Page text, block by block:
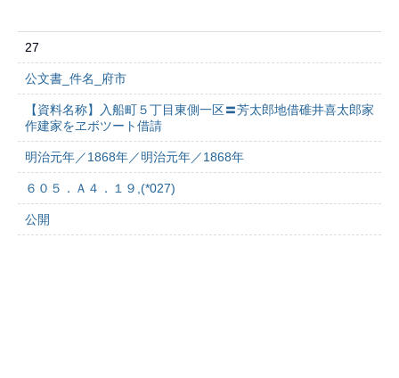
27
公文書_件名_府市
【資料名称】入船町５丁目東側一区〓芳太郎地借碓井喜太郎家
作建家をヱボツート借請
明治元年／1868年／明治元年／1868年
６０５．Ａ４．１９,(*027)
公開